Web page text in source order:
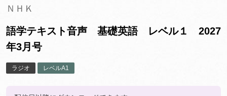
ＮＨＫ
語学テキスト音声 基礎英語 レベル１ 2027
年3月号
ラジオ レベルA1